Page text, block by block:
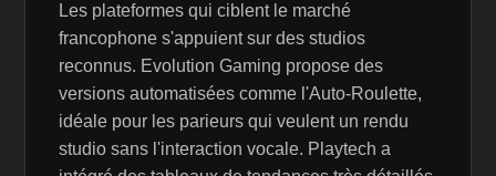
Les plateformes qui ciblent le marché
francophone s'appuient sur des studios
reconnus. Evolution Gaming propose des
versions automatisées comme l'Auto-Roulette,
idéale pour les parieurs qui veulent un rendu
studio sans l'interaction vocale. Playtech a